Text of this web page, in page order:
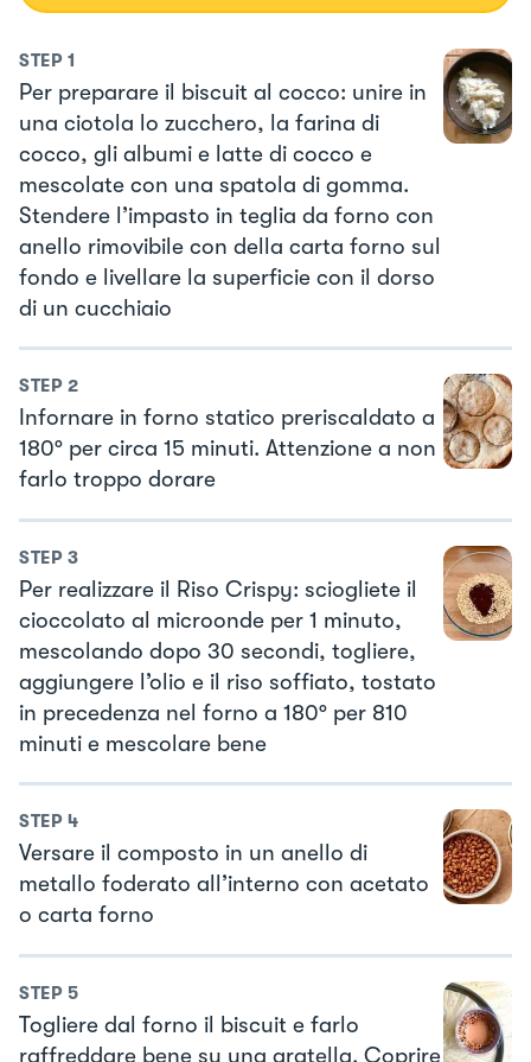
STEP 1
Per preparare il biscuit al cocco: unire in
una ciotola lo zucchero, la farina di
cocco, gli albumi e latte di cocco e
mescolate con una spatola di gomma.
Stendere l’impasto in teglia da forno con
anello rimovibile con della carta forno sul
fondo e livellare la superficie con il dorso
di un cucchiaio
STEP 2
Infornare in forno statico preriscaldato a
180° per circa 15 minuti. Attenzione a non
farlo troppo dorare
STEP 3
Per realizzare il Riso Crispy: sciogliete il
cioccolato al microonde per 1 minuto,
mescolando dopo 30 secondi, togliere,
aggiungere l’olio e il riso soffiato, tostato
in precedenza nel forno a 180° per 810
minuti e mescolare bene
STEP 4
Versare il composto in un anello di
metallo foderato all’interno con acetato
o carta forno
STEP 5
Togliere dal forno il biscuit e farlo
raffreddare bene su una gratella. Coprire